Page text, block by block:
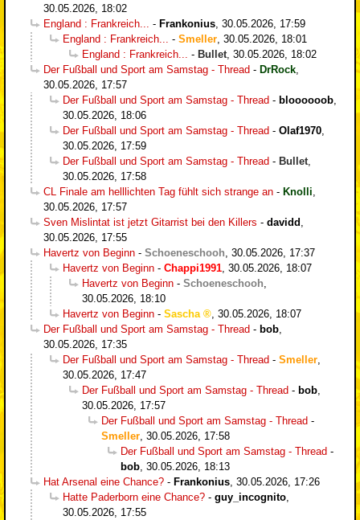
30.05.2026, 18:02
England : Frankreich...
- Frankonius 30.05.2026, 17:59
England : Frankreich...
- Smeller 30.05.2026, 18:01
England : Frankreich...
- Bullet 30.05.2026, 18:02
Der Fußball und Sport am Samstag - Thread - DrRock
30.05.2026, 17:57
Der Fußball und Sport am Samstag - Thread - bloooooob
30.05.2026, 18:06
Der Fußball und Sport am Samstag - Thread - Olaf1970
30.05.2026, 17:59
Der Fußball und Sport am Samstag - Thread - Bullet
30.05.2026, 17:58
CL Finale am helllichten Tag fühlt sich strange an - Knolli
30.05.2026, 17:57
Sven Mislintat ist jetzt Gitarrist bei den Killers - davidd
30.05.2026, 17:55
Havertz von Beginn - Schoeneschooh 30.05.2026, 17:37
Havertz von Beginn - Chappi1991 30.05.2026, 18:07
Havertz von Beginn - Schoeneschooh
30.05.2026, 18:10
Havertz von Beginn - Sascha
30.05.2026, 18:07
Der Fußball und Sport am Samstag - Thread - bob
30.05.2026, 17:35
Der Fußball und Sport am Samstag - Thread - Smeller
30.05.2026, 17:47
Der Fußball und Sport am Samstag - Thread - bob
30.05.2026, 17:57
Der Fußball und Sport am Samstag - Thread -
Smeller 30.05.2026, 17:58
Der Fußball und Sport am Samstag - Thread -
bob 30.05.2026, 18:13
Hat Arsenal eine Chance? - Frankonius 30.05.2026, 17:26
Hatte Paderborn eine Chance? - guy_incognito
30.05.2026, 17:55